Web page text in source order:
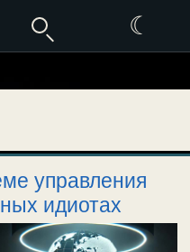
☾
управления
идиотах